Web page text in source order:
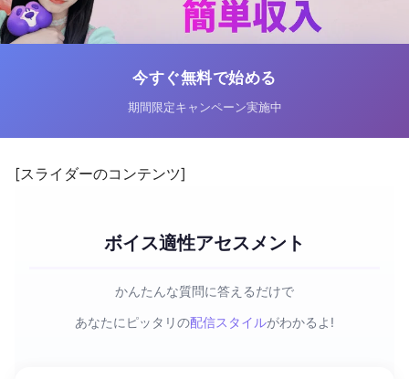
今すぐ無料で始める
期間限定キャンペーン実施中
[スライダーのコンテンツ]
ボイス適性アセスメント
かんたんな質問に答えるだけで
あなたにピッタリの配信スタイルがわかるよ!